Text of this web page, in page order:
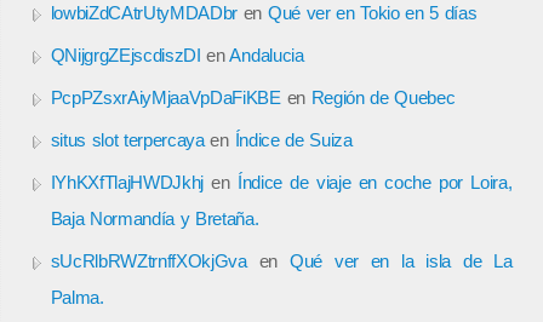
lowbiZdCAtrUtyMDADbr en Qué ver en Tokio en 5 días
QNijgrgZEjscdiszDI enAndalucia
PcpPZsxrAiyMjaaVpDaFiKBE en Región de Quebec
situs slot terpercayaen Índice de Suiza
IYhKXfTlajHWDJkhj en Índice de viaje en coche por Loira,
Baja Normandía y Bretaña.
sUcRlbRWZtrnffXOkjGvaen Qué ver en la isla de La
Palma.